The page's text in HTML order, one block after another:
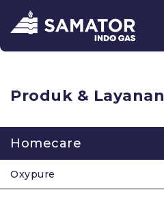
Produk & Layanan
Homecare
Oxypure